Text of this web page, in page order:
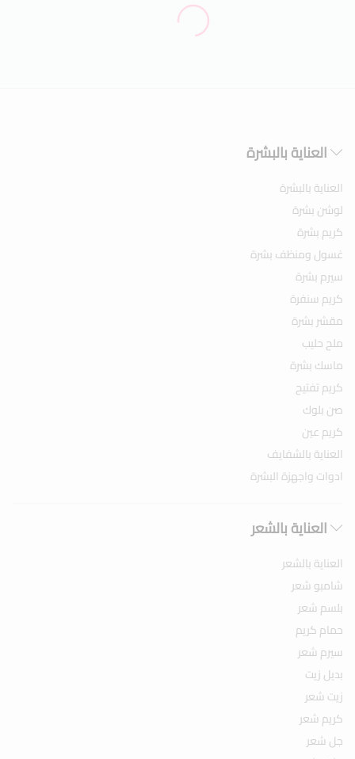
العناية بالبشرة
العناية بالبشرة
لوشن بشرة
كريم بشرة
غسول ومنظف بشرة
سيرم بشرة
كريم سنفرة
مقشر بشرة
ملح حليب
ماسك بشرة
كريم تفتيح
صن بلوك
كريم عين
العناية بالشفايف
ادوات واجهزة البشرة
العناية بالشعر
العناية بالشعر
شامبو شعر
بلسم شعر
حمام كريم
سيرم شعر
بديل زيت
زيت شعر
كريم شعر
جل شعر